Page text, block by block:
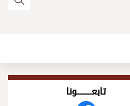
تابعــــــــــونا